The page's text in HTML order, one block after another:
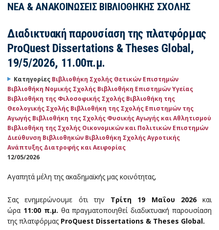
ΝΕΑ & ΑΝΑΚΟΙΝΩΣΕΙΣ ΒΙΒΛΙΟΘΗΚΗΣ ΣΧΟΛΗΣ
Διαδικτυακή παρουσίαση της πλατφόρμας
ProQuest Dissertations & Theses Global,
19/5/2026, 11.00π.μ.
Κατηγορίες Βιβλιοθήκη Σχολής Θετικών Επιστημών
Βιβλιοθήκη Νομικής Σχολής Βιβλιοθήκη Επιστημών Υγείας
Βιβλιοθήκη της Φιλοσοφικής Σχολής Βιβλιοθήκη της
Θεολογικής Σχολής Βιβλιοθήκη της Σχολής Επιστημών της
Αγωγής Βιβλιοθήκη της Σχολής Φυσικής Αγωγής και Αθλητισμού
Βιβλιοθήκη της Σχολής Οικονομικών και Πολιτικών Επιστημών
Διεύθυνση Βιβλιοθηκών Βιβλιοθήκη Σχολής Αγροτικής
Ανάπτυξης Διατροφής και Αειφορίας
12/05/2026
Αγαπητά μέλη της ακαδημαϊκής μας κοινότητας,
Σας ενημερώνουμε ότι την Τρίτη 19 Μαΐου 2026 και
ώρα 11:00 π.μ. θα πραγματοποιηθεί διαδικτυακή παρουσίαση
της πλατφόρμας ProQuest Dissertations & Theses Global.